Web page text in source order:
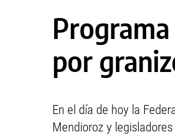
por
En el día de hoy la
Mendioroz y